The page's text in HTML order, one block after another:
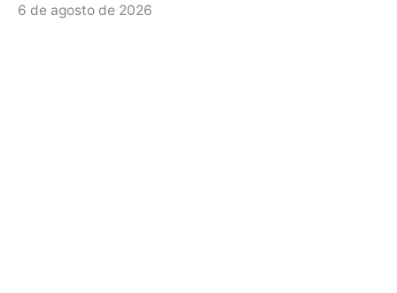
6 de agosto de 2026